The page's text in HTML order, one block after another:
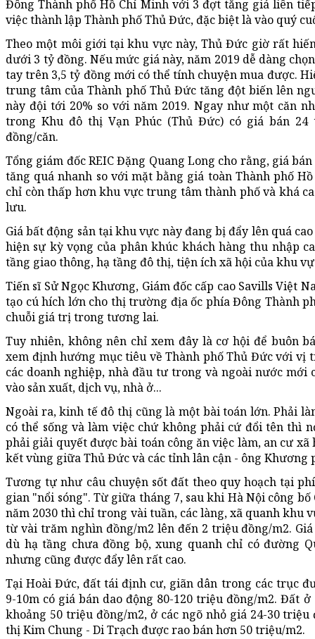
Đông Thành phố Hồ Chí Minh với 3 đợt tăng giá liên
việc thành lập Thành phố Thủ Đức, đặc biệt là vào quý
Theo một môi giới tại khu vực này, Thủ Đức giờ rất
dưới 3 tỷ đồng. Nếu mức giá này, năm 2019 dễ dàng
tay trên 3,5 tỷ đồng mới có thể tính chuyện mua được.
trung tâm của Thành phố Thủ Đức tăng đột biến lên
này đội tới 20% so với năm 2019. Ngay như một căn
trong Khu đô thị Vạn Phúc (Thủ Đức) có giá bán
đồng/căn.
Tổng giám đốc REIC Đặng Quang Long cho rằng, giá
tăng quá nhanh so với mặt bằng giá toàn Thành phố
chỉ còn thấp hơn khu vực trung tâm thành phố và khá
lưu.
Giá bất động sản tại khu vực này đang bị đẩy lên quá
hiện sự kỳ vọng của phân khúc khách hàng thu nhập
tầng giao thông, hạ tầng đô thị, tiện ích xã hội của khu
Tiến sĩ Sử Ngọc Khương, Giám đốc cấp cao Savills Việt
tạo cú hích lớn cho thị trường địa ốc phía Đông Thành
chuỗi giá trị trong tương lai.
Tuy nhiên, không nên chỉ xem đây là cơ hội để buôn
xem định hướng mục tiêu về Thành phố Thủ Đức với
các doanh nghiệp, nhà đầu tư trong và ngoài nước mới
vào sản xuất, dịch vụ, nhà ở...
Ngoài ra, kinh tế đô thị cũng là một bài toán lớn. Phải
có thể sống và làm việc chứ không phải cứ đổi tên thì
phải giải quyết được bài toán công ăn việc làm, an cư
kết vùng giữa Thủ Đức và các tỉnh lân cận - ông Khương
Tương tự như câu chuyện sốt đất theo quy hoạch tại
gian "nổi sóng". Từ giữa tháng 7, sau khi Hà Nội công
năm 2030 thì chỉ trong vài tuần, các làng, xã quanh khu
từ vài trăm nghìn đồng/m2 lên đến 2 triệu đồng/m2.
dù hạ tầng chưa đồng bộ, xung quanh chỉ có đường
nhưng cũng được đẩy lên rất cao.
Tại Hoài Đức, đất tái định cư, giãn dân trong các trục
9-10m có giá bán dao động 80-120 triệu đồng/m2. Đất
khoảng 50 triệu đồng/m2, ở các ngõ nhỏ giá 24-30
thị Kim Chung - Di Trạch được rao bán hơn 50 triệu/m2.